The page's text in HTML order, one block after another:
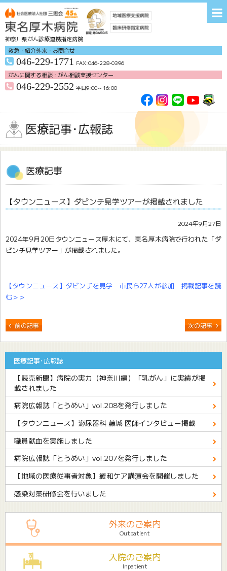
神奈川県がん診療連携指定病院
救急・紹介外来・お問合せ
046-229-1771 FAX:046-228-0396
がんに関する相談 : がん相談支援センター
046-229-2552 平日9:00～16:00
各種研修会 お問い合わせ
ホーム 病院紹介
医療支援部門
臨床研修部 がん治療
医療記事･広報誌
医療記事
【タウンニュース】ダビンチ見学ツアーが掲載されました
2024年9月27日
2024年9月20日タウンニュース厚木にて、東名厚木病院で行われた「ダ
ビンチ見学ツアー」が掲載されました。
【タウンニュース】ダビンチを見学 市民ら27人が参加 掲載記事を読
む＞＞
前の記事 次の記事
医療記事･広報誌
【読売新聞】病院の実力（神奈川編）「乳がん」に実績が掲
載されました
病院広報誌「とうめい」vol.208を発行しました
【タウンニュース】泌尿器科 藤城 医師インタビュー掲載
職員献血を実施しました
病院広報誌「とうめい」vol.207を発行しました
【地域の医療従事者対象】緩和ケア講演会を開催しました
感染対策研修会を行いました
外来のご案内
Outpatient
入院のご案内
Inpatient